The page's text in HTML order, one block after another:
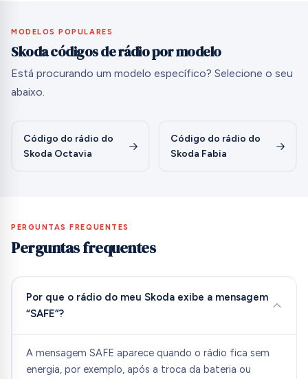
MODELOS POPULARES
Skoda códigos de rádio por modelo
Está procurando um modelo específico? Selecione o seu
abaixo.
Código do rádio do
Skoda Octavia
Código do rádio do
Skoda Fabia
PERGUNTAS FREQUENTES
Perguntas frequentes
Por que o rádio do meu Skoda exibe a mensagem
“SAFE”?
A mensagem SAFE aparece quando o rádio fica sem
energia, por exemplo, após a troca da bateria ou